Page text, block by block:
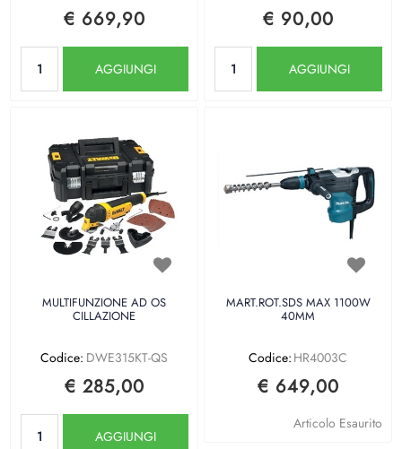
€ 669,90
AGGIUNGI
€ 90,00
AGGIUNGI
MULTIFUNZIONE AD OS
CILLAZIONE
Codice: DWE315KT-QS
€ 285,00
AGGIUNGI
MART.ROT.SDS MAX 1100W
40MM
Codice: HR4003C
€ 649,00
Articolo Esaurito